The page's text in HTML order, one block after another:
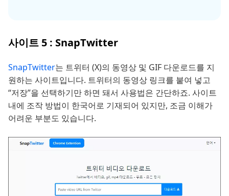
사이트 5 : SnapTwitter
SnapTwitter는 트위터 (X)의 동영상 및 GIF 다운로드를 지
원하는 사이트입니다. 트위터의 동영상 링크를 붙여 넣고
“저장”을 선택하기만 하면 돼서 사용법은 간단하죠. 사이트
내에 조작 방법이 한국어로 기재되어 있지만, 조금 이해가
어려운 부분도 있습니다.